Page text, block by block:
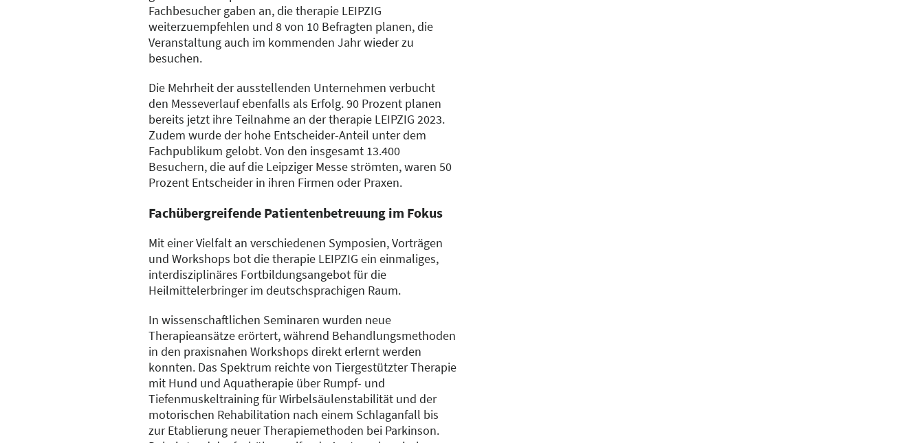
Fachbesucher gaben an, die therapie LEIPZIG
weiterzuempfehlen und 8 von 10 Befragten planen, die
Veranstaltung auch im kommenden Jahr wieder zu
besuchen.
Die Mehrheit der ausstellenden Unternehmen verbucht
den Messeverlauf ebenfalls als Erfolg. 90 Prozent planen
bereits jetzt ihre Teilnahme an der therapie LEIPZIG 2023.
Zudem wurde der hohe Entscheider-Anteil unter dem
Fachpublikum gelobt. Von den insgesamt 13.400
Besuchern, die auf die Leipziger Messe strömten, waren 50
Prozent Entscheider in ihren Firmen oder Praxen.
Fachübergreifende Patientenbetreuung im Fokus
Mit einer Vielfalt an verschiedenen Symposien, Vorträgen
und Workshops bot die therapie LEIPZIG ein einmaliges,
interdisziplinäres Fortbildungsangebot für die
Heilmittelerbringer im deutschsprachigen Raum.
In wissenschaftlichen Seminaren wurden neue
Therapieansätze erörtert, während Behandlungsmethoden
in den praxisnahen Workshops direkt erlernt werden
konnten. Das Spektrum reichte von Tiergestützter Therapie
mit Hund und Aquatherapie über Rumpf- und
Tiefenmuskeltraining für Wirbelsäulenstabilität und der
motorischen Rehabilitation nach einem Schlaganfall bis
zur Etablierung neuer Therapiemethoden bei Parkinson.